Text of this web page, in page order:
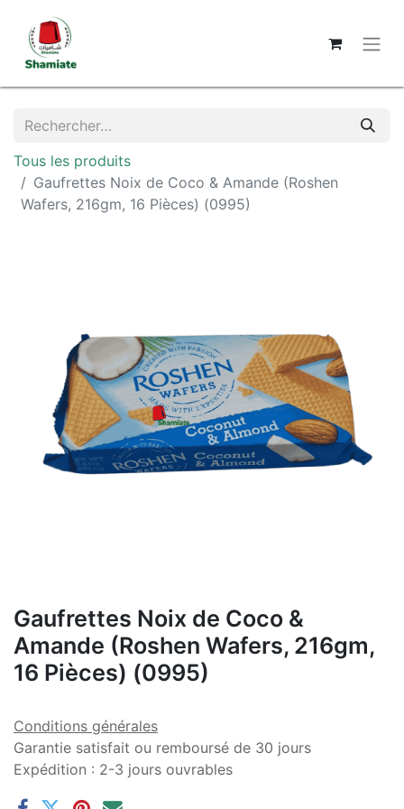
Tous les produits
Gaufrettes Noix de Coco & Amande (Roshen
Wafers, 216gm, 16 Pièces) (0995)
Gaufrettes Noix de Coco &
Amande (Roshen Wafers, 216gm,
16 Pièces) (0995)
Conditions générales
Garantie satisfait ou remboursé de 30 jours
Expédition : 2-3 jours ouvrables